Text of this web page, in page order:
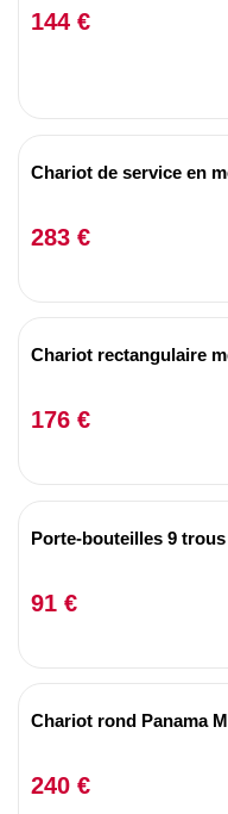
144 €
Chariot de service en
283 €
Chariot rectangulaire
176 €
Porte-bouteilles 9
91 €
Chariot rond Panama
240 €